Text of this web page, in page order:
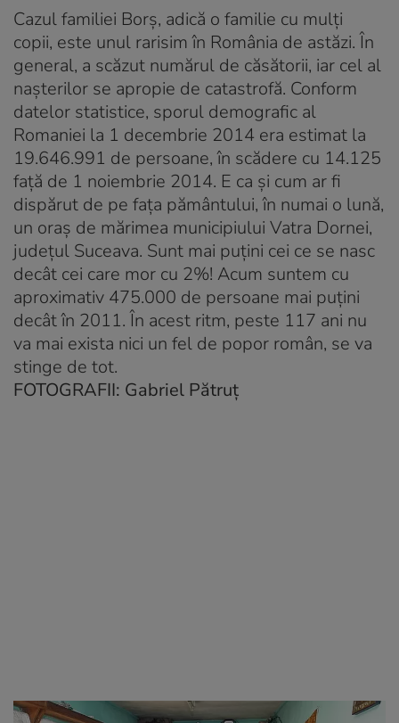
Cazul familiei Borş, adică o familie cu mulţi
copii, este unul rarisim în România de astăzi. În
general, a scăzut numărul de căsătorii, iar cel al
naşterilor se apropie de catastrofă. Conform
datelor statistice, sporul demografic al
Romaniei la 1 decembrie 2014 era estimat la
19.646.991 de persoane, în scădere cu 14.125
faţă de 1 noiembrie 2014. E ca şi cum ar fi
dispărut de pe faţa pământului, în numai o lună,
un oraş de mărimea municipiului Vatra Dornei,
judeţul Suceava. Sunt mai puţini cei ce se nasc
decât cei care mor cu 2%! Acum suntem cu
aproximativ 475.000 de persoane mai puţini
decât în 2011. În acest ritm, peste 117 ani nu
va mai exista nici un fel de popor român, se va
stinge de tot.
FOTOGRAFII: Gabriel Pătruț